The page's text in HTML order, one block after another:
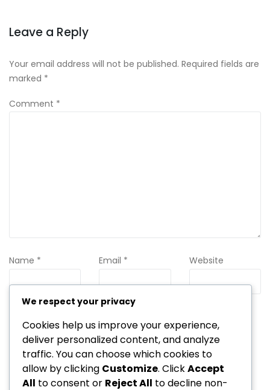
Leave a Reply
Your email address will not be published. Required fields are
marked *
Comment *
Name * Email * Website
Save my name, email, and website in this browser for the
next time I comment.
We respect your privacy
Cookies help us improve your experience,
deliver personalized content, and analyze
traffic. You can choose which cookies to
allow by clicking Customize. ClickAccept
All to consent or Reject All to decline non-